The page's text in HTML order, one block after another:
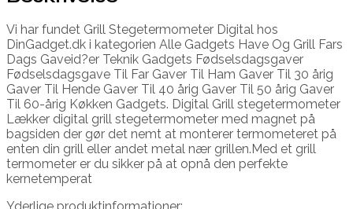
Vi har fundet Grill Stegetermometer Digital hos
DinGadget.dk i kategorien Alle Gadgets Have Og Grill Fars
Dags Gaveid?er Teknik Gadgets Fødselsdagsgaver
Fødselsdagsgave Til Far Gaver Til Ham Gaver Til 30 årig
Gaver Til Hende Gaver Til 40 årig Gaver Til 50 årig Gaver
Til 60-årig Køkken Gadgets. Digital Grill stegetermometer
Lækker digital grill stegetermometer med magnet på
bagsiden der gør det nemt at monterer termometeret på
enten din grill eller andet metal nær grillen.Med et grill
termometer er du sikker på at opnå den perfekte
kernetemperat